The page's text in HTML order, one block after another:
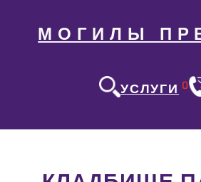
МОГИЛЫ
УСЛУГИ 0